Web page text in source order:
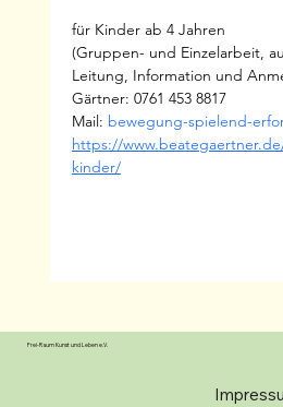
für Kinder ab 4 Jahren
(Gruppen- und Einzelarbeit,
Leitung, Information und
Gärtner: 0761 453 8817
Mail: bewegung-spielend-
https://
kinder/
Frei-Raum Kunst und Leben e.V.